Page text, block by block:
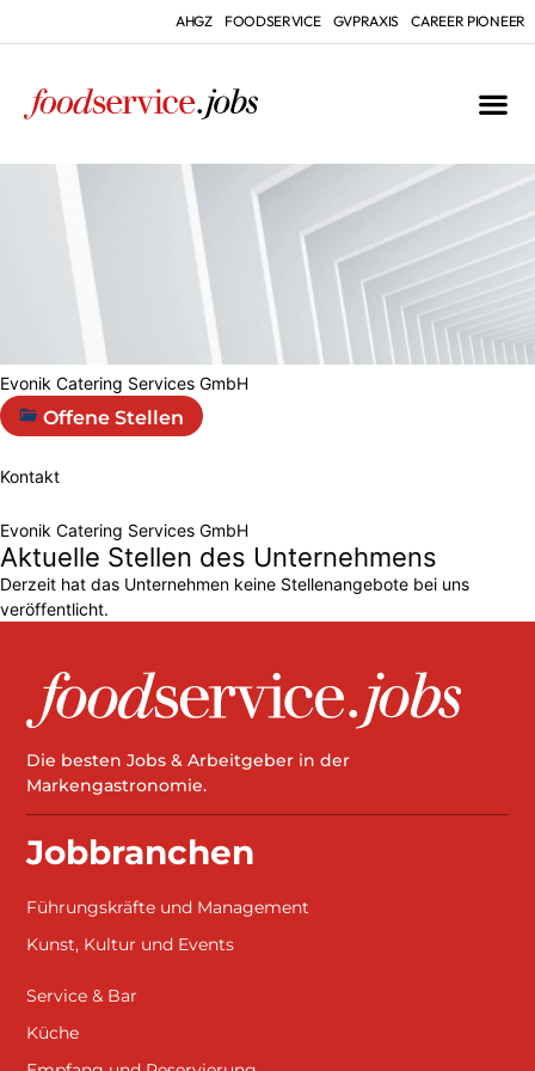
AHGZ FOODSERVICE GVPRAXIS CAREER PIONEER
Evonik Catering Services GmbH
Offene Stellen
Kontakt
Evonik Catering Services GmbH
Aktuelle Stellen des Unternehmens
Derzeit hat das Unternehmen keine Stellenangebote bei uns
veröffentlicht.
Die besten Jobs & Arbeitgeber in der
Markengastronomie.
Jobbranchen
Führungskräfte und Management
Kunst, Kultur und Events
Service & Bar
Küche